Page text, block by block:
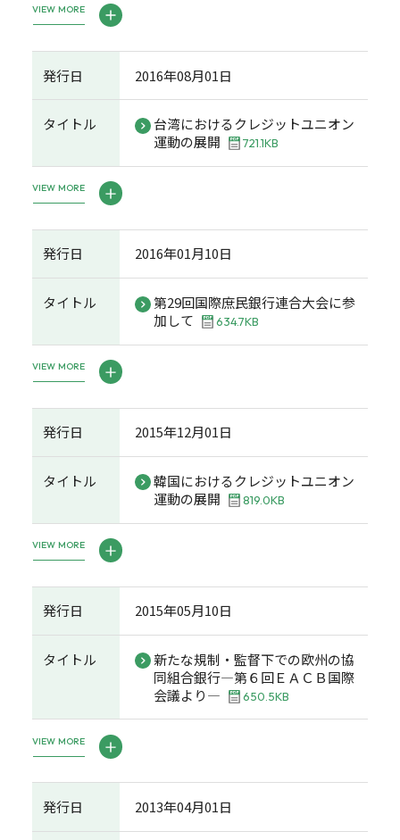
VIEW MORE
発行日 2016年08月01日
タイトル
台湾におけるクレジットユニオン
運動の展開
721.1KB
VIEW MORE
発行日 2016年01月10日
タイトル
第29回国際庶民銀行連合大会に参
加して
634.7KB
VIEW MORE
発行日 2015年12月01日
タイトル
韓国におけるクレジットユニオン
運動の展開
819.0KB
VIEW MORE
発行日 2015年05月10日
タイトル
新たな規制・監督下での欧州の協
同組合銀行―第６回ＥＡＣＢ国際
会議より―
650.5KB
VIEW MORE
発行日 2013年04月01日